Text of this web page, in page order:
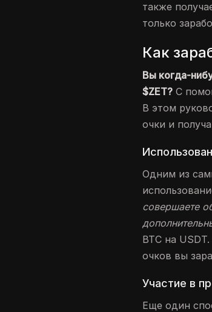
также
только
Как
Вы когда-
$ZET? С
В этом
очки и
Одним из
совершаете
BTC на
очков вы
Участие в
Еще один